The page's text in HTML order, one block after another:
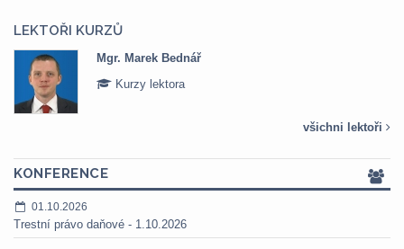
LEKTOŘI KURZŮ
Mgr. Marek Bednář
Kurzy lektora
všichni lektoři
KONFERENCE
01.10.2026
Trestní právo daňové - 1.10.2026